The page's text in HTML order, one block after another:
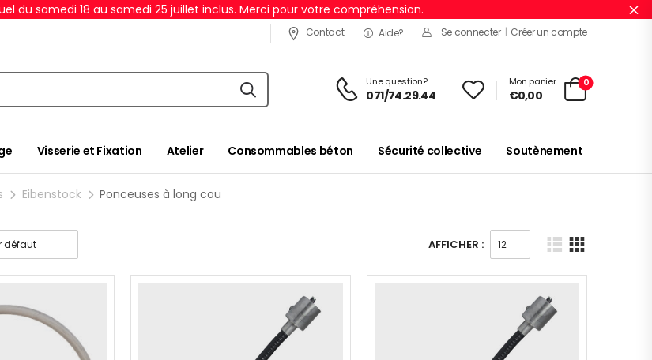
du samedi 18 au samedi 25 juillet inclus. Merci pour votre compréhension.
Contact Aide? Se connecter | Créer un compte
Une question?
071/74.29.44
Mon panier
€0,00
0
Visserie et Fixation Atelier Consommables béton Sécurité collective Soutènement
Eibenstock Ponceuses à long cou
AFFICHER :